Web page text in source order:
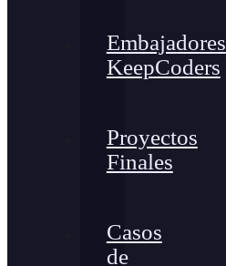
Embajadores
KeepCoders
Proyectos
Finales
Casos
de